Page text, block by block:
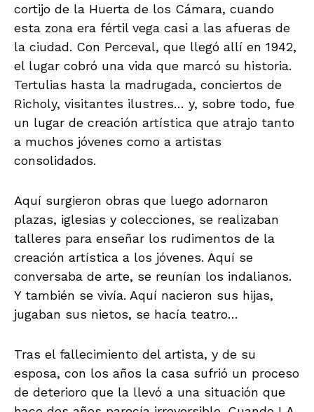
cortijo de la Huerta de los Cámara, cuando
esta zona era fértil vega casi a las afueras de
la ciudad. Con Perceval, que llegó allí en 1942,
el lugar cobró una vida que marcó su historia.
Tertulias hasta la madrugada, conciertos de
Richoly, visitantes ilustres… y, sobre todo, fue
un lugar de creación artística que atrajo tanto
a muchos jóvenes como a artistas
consolidados.
Aquí surgieron obras que luego adornaron
plazas, iglesias y colecciones, se realizaban
talleres para enseñar los rudimentos de la
creación artística a los jóvenes. Aquí se
conversaba de arte, se reunían los indalianos.
Y también se vivía. Aquí nacieron sus hijas,
jugaban sus nietos, se hacía teatro…
Tras el fallecimiento del artista, y de su
esposa, con los años la casa sufrió un proceso
de deterioro que la llevó a una situación que